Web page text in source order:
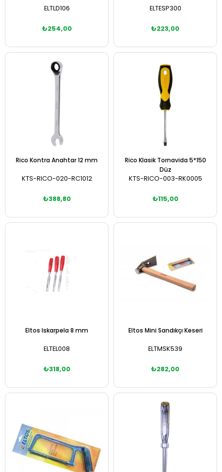
ELTLD106
₺254,00
Sepete Ekle
ELTESP300
₺223,00
Rico Kontra Anahtar 12 mm
KTS-RICO-020-RC1012
₺388,80
Rico Klasik Tornavida 5*150
Düz
KTS-RICO-003-RK0005
₺115,00
Eltos Iskarpela 8 mm
ELTEL008
₺318,00
Eltos Mini Sandıkçı Keseri
ELTMSK539
₺282,00
Sepete Ekle